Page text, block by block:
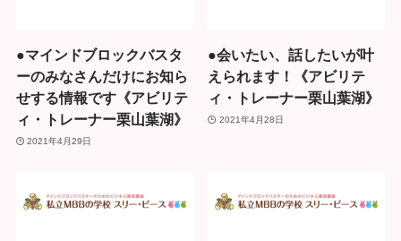
●マインドブロックバスタ
ーのみなさんだけにお知ら
せする情報です《アビリテ
ィ・トレーナー栗山葉湖》
2021年4月29日
●会いたい、話したいが叶
えられます！《アビリテ
ィ・トレーナー栗山葉湖》
2021年4月28日